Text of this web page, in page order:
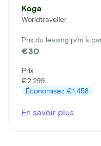
Koga
Worldtraveller
Prix du leasing p/m à
€30
Prix
€2.299
Économisez €1.458
En savoir plus